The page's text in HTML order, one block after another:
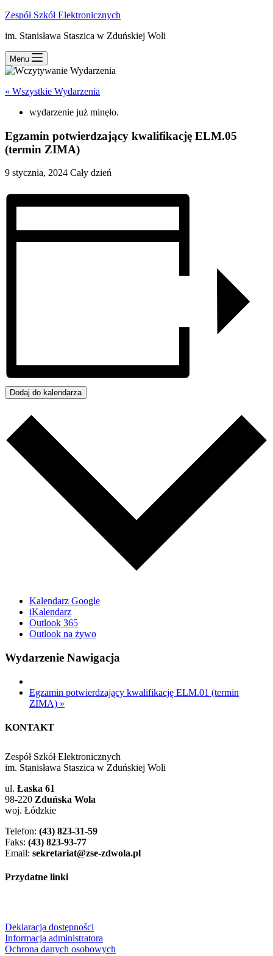
Zespół Szkół Elektronicznych
im. Stanisława Staszica w Zduńskiej Woli
Menu
« Wszystkie Wydarzenia
wydarzenie już minęło.
Egzamin potwierdzający kwalifikację ELM.05
(termin ZIMA)
9 stycznia, 2024 Cały dzień
Dodaj do kalendarza
Kalendarz Google
iKalendarz
Outlook 365
Outlook na żywo
Wydarzenie Nawigacja
Egzamin potwierdzający kwalifikację ELM.01 (termin
ZIMA) »
KONTAKT
Zespół Szkół Elektronicznych
im. Stanisława Staszica w Zduńskiej Woli
ul. Łaska 61
98-220 Zduńska Wola
woj. Łódzkie
Telefon: (43) 823-31-59
Faks: (43) 823-93-77
Email: sekretariat@zse-zdwola.pl
Przydatne linki
Deklaracja dostępności
Informacja administratora
Ochrona danych osobowych